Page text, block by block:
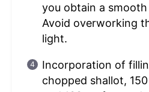
you obtain a
Avoid overworking
light.
Incorporation of
chopped shallot,